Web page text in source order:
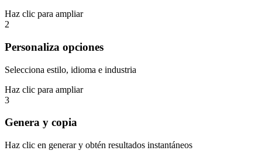
Haz clic para ampliar
2
Personaliza opciones
Selecciona estilo, idioma e industria
Haz clic para ampliar
3
Genera y copia
Haz clic en generar y obtén resultados instantáneos